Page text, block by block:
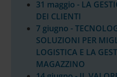
31 maggio - LA
DEI CLIENTI
7 giugno -
SOLUZIONI PER
LOGISTICA E LA
MAGAZZINO